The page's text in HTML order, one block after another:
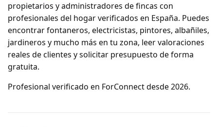
propietarios y administradores de fincas con
profesionales del hogar verificados en España. Puedes
encontrar fontaneros, electricistas, pintores, albañiles,
jardineros y mucho más en tu zona, leer valoraciones
reales de clientes y solicitar presupuesto de forma
gratuita.
Profesional verificado en ForConnect desde 2026.